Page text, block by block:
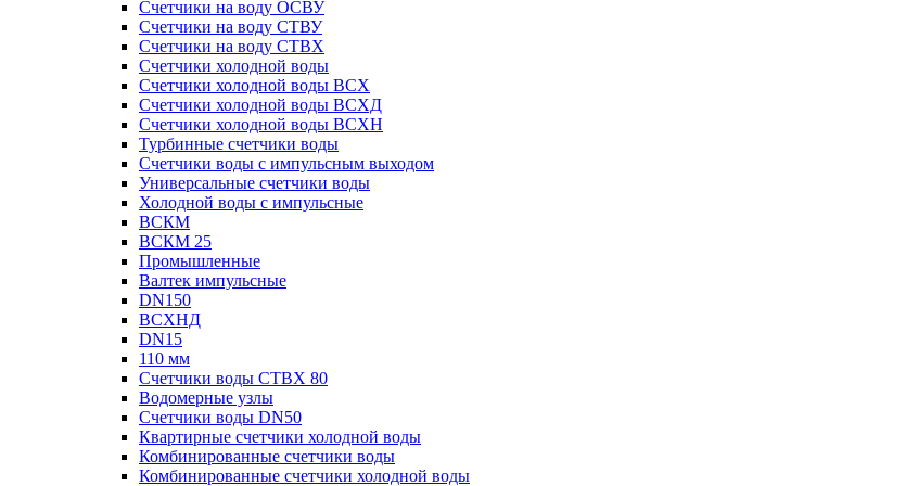
Счетчики на воду ОСВУ
Счетчики на воду СТВУ
Счетчики на воду СТВХ
Счетчики холодной воды
Счетчики холодной воды ВСХ
Счетчики холодной воды ВСХД
Счетчики холодной воды ВСХН
Турбинные счетчики воды
Счетчики воды с импульсным выходом
Универсальные счетчики воды
Холодной воды с импульсные
ВСКМ
ВСКМ 25
Промышленные
Валтек импульсные
DN150
ВСХНД
DN15
110 мм
Счетчики воды СТВХ 80
Водомерные узлы
Счетчики воды DN50
Квартирные счетчики холодной воды
Комбинированные счетчики воды
Комбинированные счетчики холодной воды